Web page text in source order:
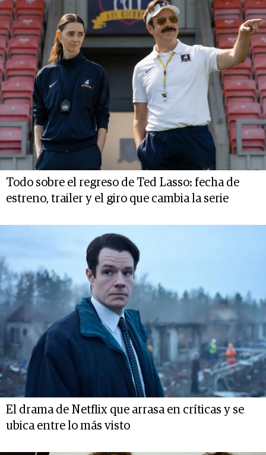
Todo sobre el regreso de Ted Lasso: fecha de
estreno, trailer y el giro que cambia la serie
El drama de Netflix que arrasa en críticas y se
ubica entre lo más visto